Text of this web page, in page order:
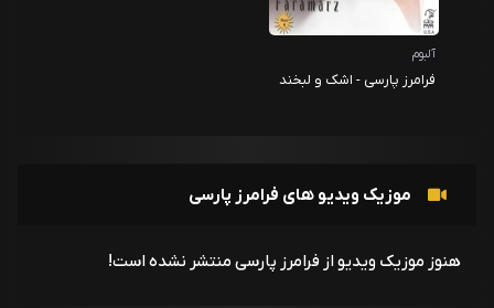
آلبوم
فرامرز پارسی - اشک و لبخند
موزیک ویدیو های فرامرز پارسی
هنوز موزیک ویدیو از فرامرز پارسی منتشر نشده است!